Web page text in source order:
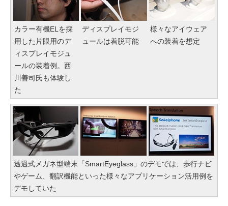
カラー有機ELを採
用した片眼用のデ
ィスプレイモジュ
ールの装着例。西
川善司氏も体験し
た
ディスプレイモジ
ュールは着脱可能
様々なアイウェア
への装着を想定
透過式メガネ型端末「SmartEyeglass」のデモでは、歩行ナビ
やゲーム、翻訳機能といった様々なアプリケーション活用例を
デモしていた